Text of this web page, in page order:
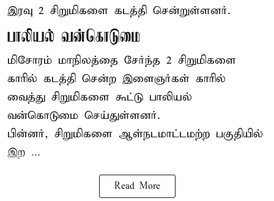
இரவு 2 சிறுமிகளை கடத்தி சென்றுள்ளனர்.
பாலியல் வன்கொடுமை
மிசோரம் மாநிலத்தை சேர்ந்த 2 சிறுமிகளை
காரில் கடத்தி சென்ற இளைஞர்கள் காரில்
வைத்து சிறுமிகளை கூட்டு பாலியல்
வன்கொடுமை செய்துள்ளனர்.
பின்னர், சிறுமிகளை ஆள்நடமாட்டமற்ற பகுதியில்
இற ...
Read More